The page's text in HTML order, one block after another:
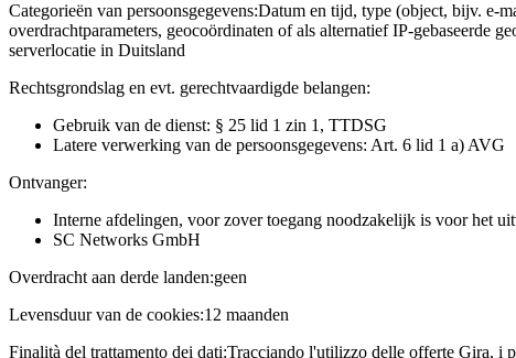
Categorieën van persoonsgegevens:Datum en tijd, type (object, bijv. e-
overdrachtparameters, geocoördinaten of als alternatief IP-gebaseerde
serverlocatie in Duitsland
Rechtsgrondslag en evt. gerechtvaardigde belangen:
Gebruik van de dienst: § 25 lid 1 zin 1, TTDSG
Latere verwerking van de persoonsgegevens: Art. 6 lid 1 a) AVG
Ontvanger:
Interne afdelingen, voor zover toegang noodzakelijk is voor het
SC Networks GmbH
Overdracht aan derde landen:geen
Levensduur van de cookies:12 maanden
Finalità del trattamento dei dati:Tracciando l'utilizzo delle offerte Gira, i